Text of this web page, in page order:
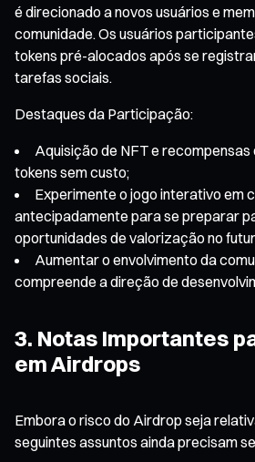
é direcionado a novos usuários e
comunidade. Os usuários
tokens pré-alocados após se
tarefas sociais.
Destaques da Participação:
Aquisição de NFT e
tokens sem custo;
Experimente o jogo interativo em
antecipadamente para se preparar
oportunidades de valorização no
Aumentar o envolvimento da
compreende a direção de
3. Notas Importantes
em Airdrops
Embora o risco do Airdrop seja
seguintes assuntos ainda precisam